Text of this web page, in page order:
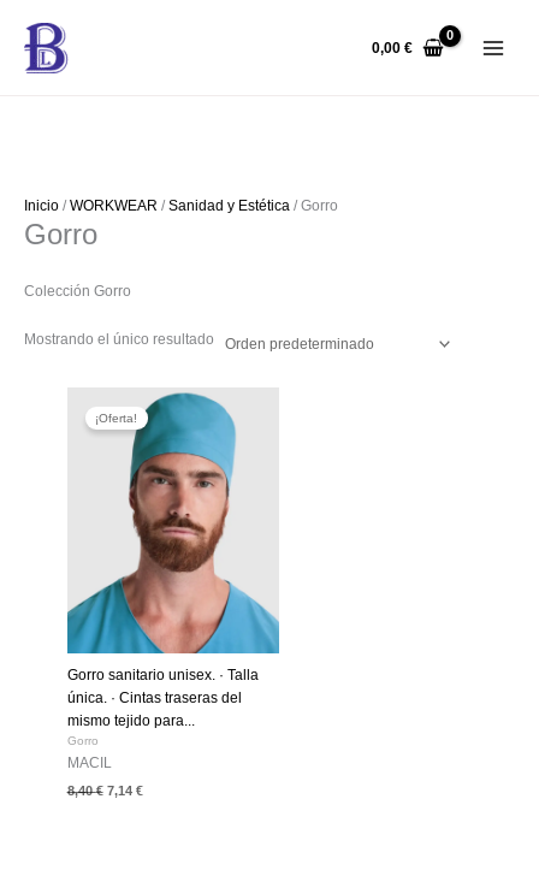
contenido
0,00 €
o
l
s
t
Inicio /WORKWEAR /Sanidad y Estética / Gorro
Gorro
Colección Gorro
Mostrando el único resultado
Gorro sanitario unisex. · Talla
única. · Cintas traseras del
mismo tejido para...
¡Oferta!
Gorro
MACIL
8,40€
precio
original
8,40 €.
7,14 €
precio
actual
es:
7,14 €.